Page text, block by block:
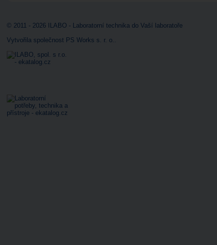
© 2011 - 2026 ILABO - Laboratorní technika do Vaší laboratoře
Vytvořila společnost PS Works s. r. o. .